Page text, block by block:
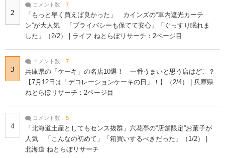
2
コメント数： 7
「もっと早く買えば良かった」 カインズの“車内遮光カーテ
ン”が大人気 「プライバシーも保てて安心」「ぐっすり眠れま
した」（2/2） | ライフ ねとらぼリサーチ：2ページ目
3
コメント数： 7
兵庫県の「ケーキ」の名店10選！ 一番うまいと思う店はどこ？
【7月12日は「デコレーションケーキの日」！】（2/4） | 兵庫県
ねとらぼリサーチ：2ページ目
4
コメント数： 5
「北海道土産としてもセンス抜群」六花亭の“店舗限定”お菓子が
人気 「こんなの初めて」「箱買いするべきだった」（1/2） |
北海道 ねとらぼリサーチ